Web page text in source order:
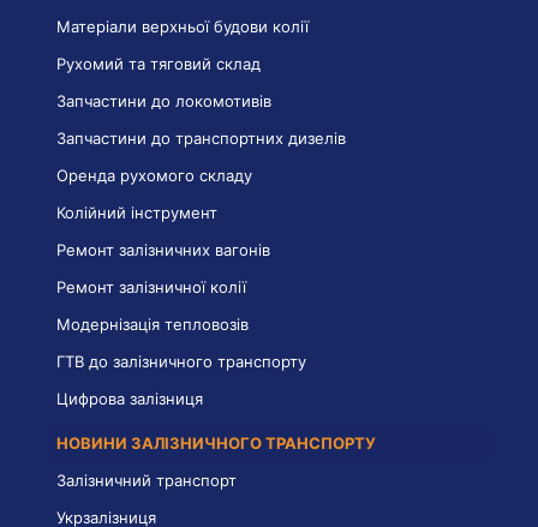
Матеріали верхньої будови колії
Рухомий та тяговий склад
Запчастини до локомотивів
Запчастини до транспортних дизелів
Оренда рухомого складу
Колійний інструмент
Ремонт залізничних вагонів
Ремонт залізничної колії
Модернізація тепловозів
ГТВ до залізничного транспорту
Цифрова залізниця
НОВИНИ ЗАЛІЗНИЧНОГО ТРАНСПОРТУ
Залізничний транспорт
Укрзалізниця